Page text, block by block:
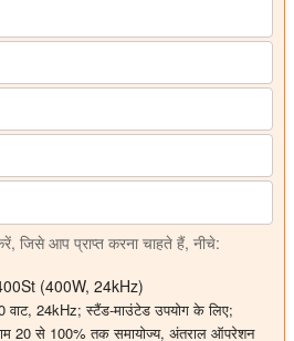
जिसे आप प्राप्त करना चाहते हैं, नीचे:
(400W, 24kHz)
वाट, 24kHz; स्टैंड-माउंटेड उपयोग के लिए;
20 से 100% तक समायोज्य, अंतराल ऑपरेशन